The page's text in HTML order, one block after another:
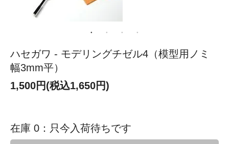
ハセガワ - モデリングチゼル4（模型用ノミ
幅3mm平）
1,500円(税込1,650円)
在庫 0：只今入荷待ちです